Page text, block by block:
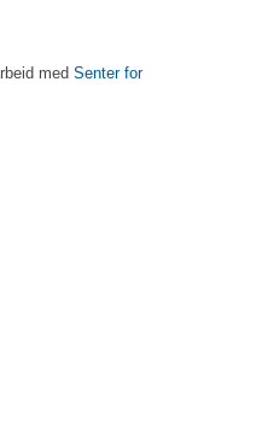
med Senter for